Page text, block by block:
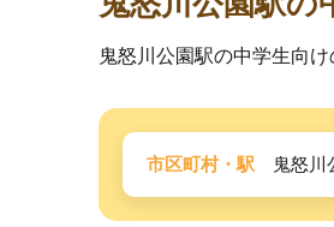
鬼怒川公園駅の中学生向
市区町村・駅 鬼怒川